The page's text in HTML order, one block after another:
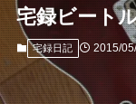
宅録ビート
宅録日記 2015/